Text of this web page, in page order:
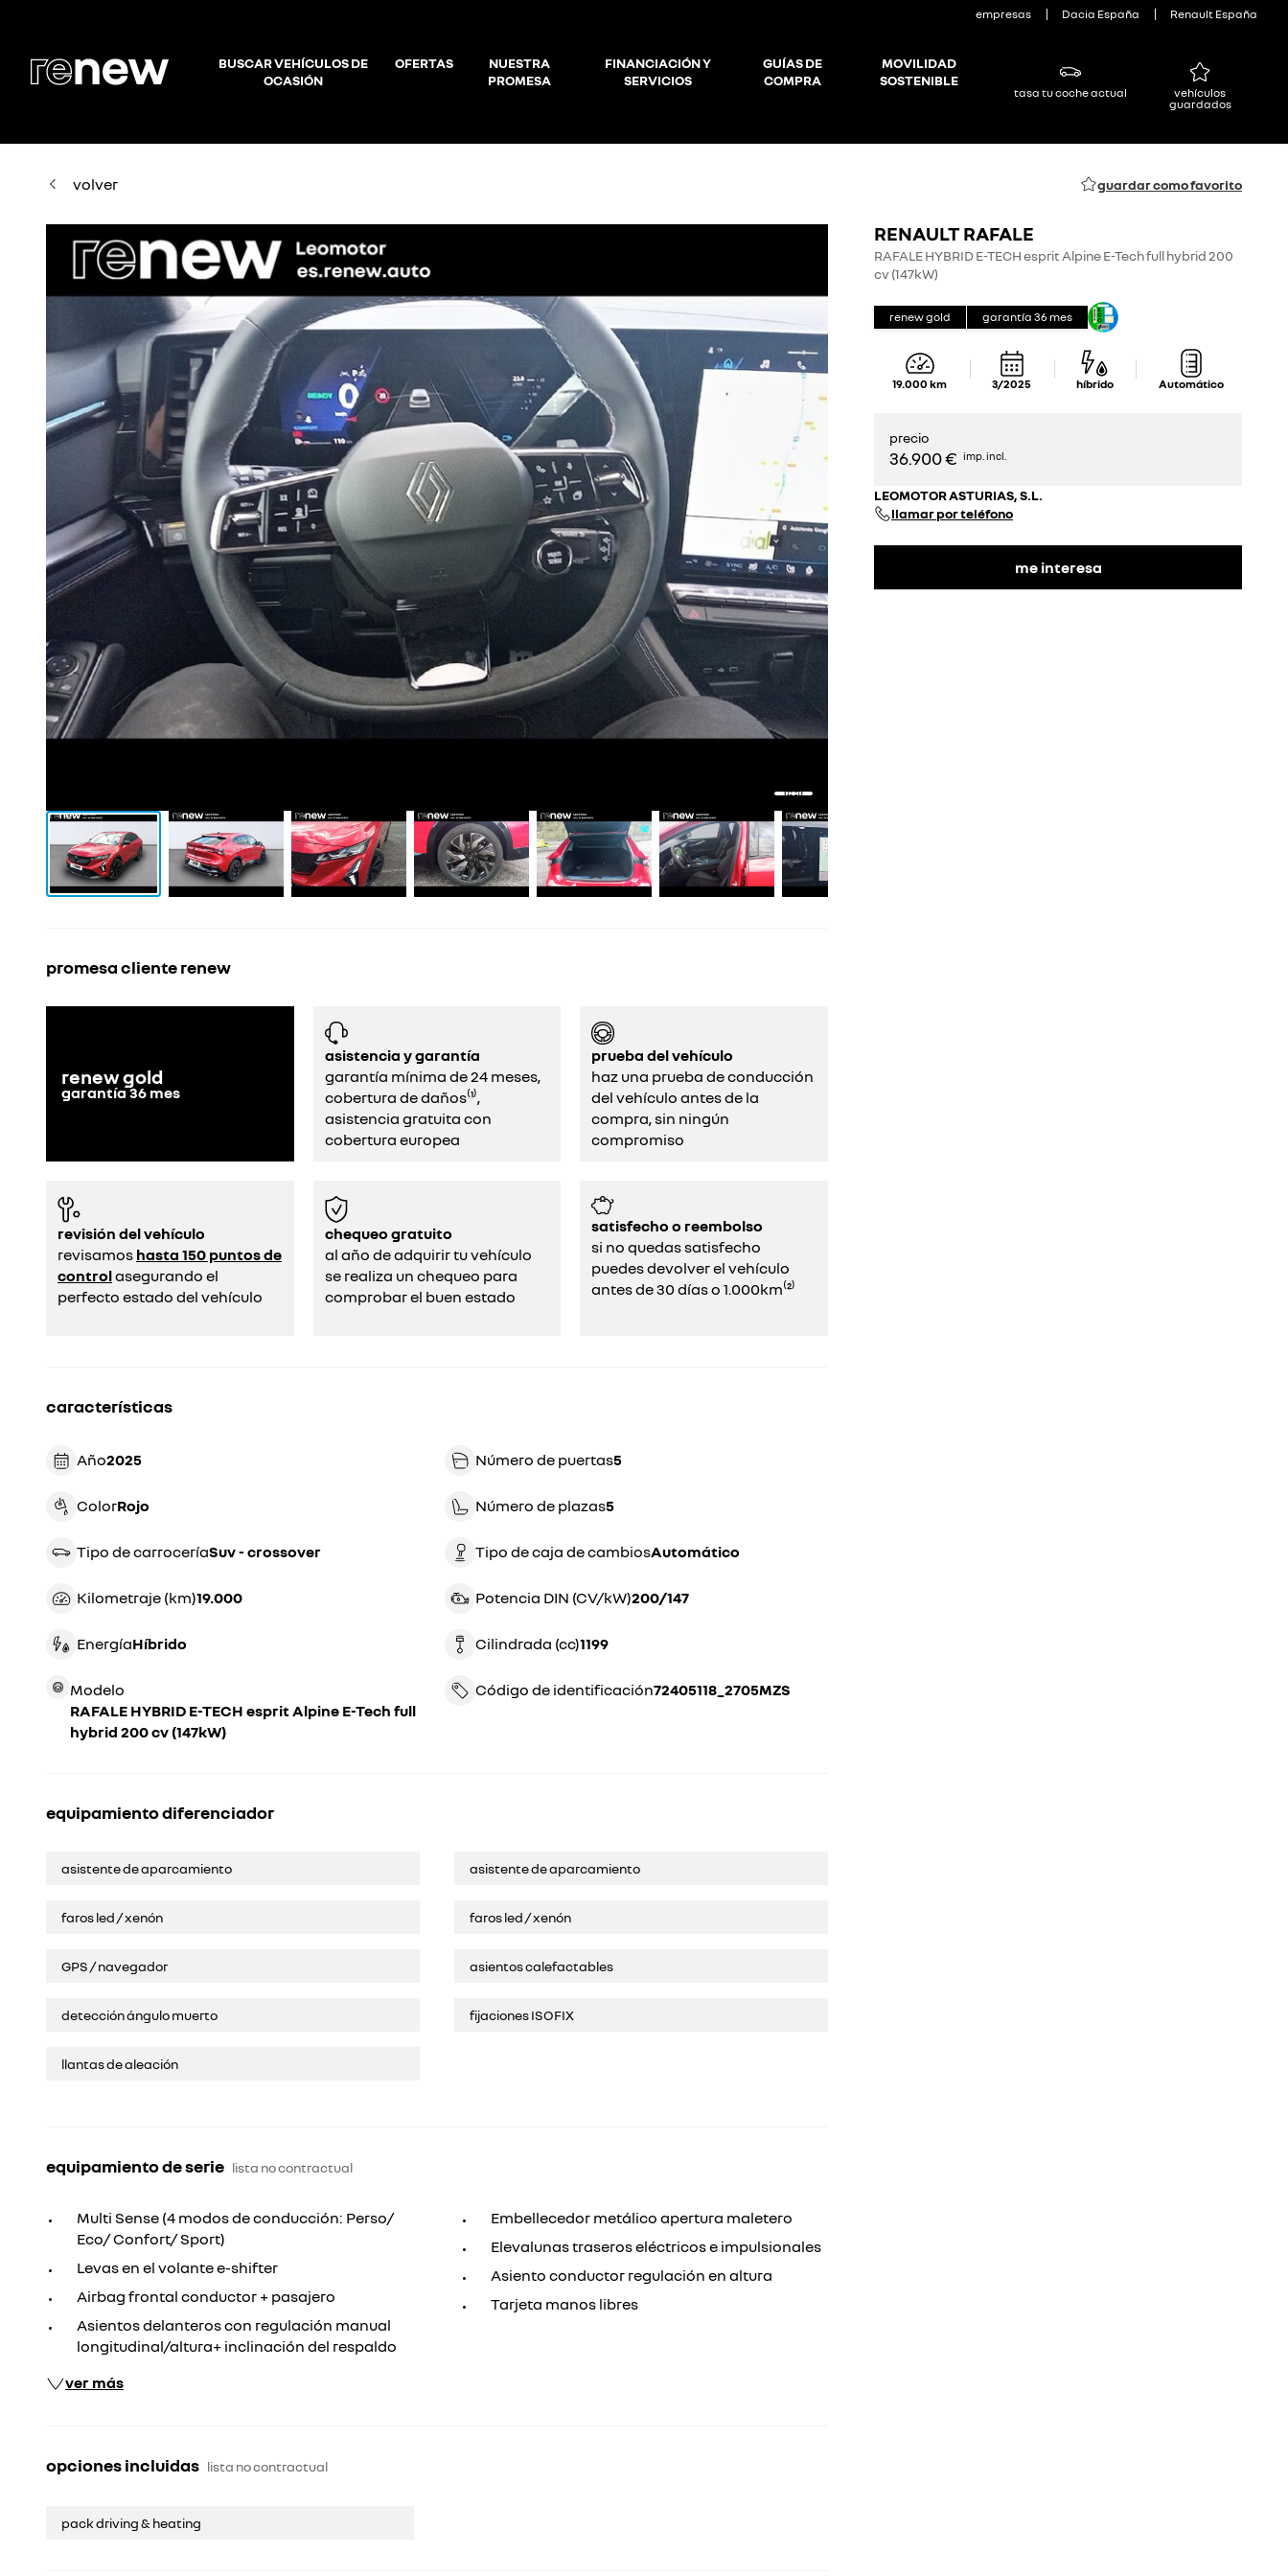
empresas Dacia España Renault España
BUSCAR VEHÍCULOS DE
OCASIÓN
OFERTAS
NUESTRA
PROMESA
FINANCIACIÓN Y
SERVICIOS
GUÍAS DE
COMPRA
MOVILIDAD
SOSTENIBLE
tasa tu coche actual
vehículos
guardados
volver guardar como favorito
RENAULT RAFALE
RAFALE HYBRID E-TECH esprit Alpine E-Tech full hybrid 200
cv (147kW)
renew gold garantía 36 mes
19.000 km 3/2025 híbrido Automático
precio
36.900 € imp. incl.
LEOMOTOR ASTURIAS, S.L.
llamar por teléfono
me interesa
promesa cliente renew
renew gold
garantía36 mes
asistencia y garantía
garantía mínima de 24 meses,
cobertura de daños⁽¹⁾,
asistencia gratuita con
cobertura europea
prueba del vehículo
haz una prueba de conducción
del vehículo antes de la
compra, sin ningún
compromiso
revisión del vehículo
revisamos hasta 150 puntos de
controlasegurando el
perfecto estado del vehículo
chequeo gratuito
al año de adquirir tu vehículo
se realiza un chequeo para
comprobar el buen estado​​
satisfecho o reembolso
si no quedas satisfecho
puedes devolver el vehículo
antes de 30 días o 1.000km⁽²⁾
características
Año 2025
Color rojo
Tipo de carrocería suv - crossover
Kilometraje (km) 19.000
Energía híbrido
Modelo
RAFALE HYBRID E-TECH esprit Alpine E-Tech full
hybrid 200 cv (147kW)
Número de puertas5
Número de plazas5
Tipo de caja de cambios automático
Potencia DIN (CV/kW) 200/147
Cilindrada (cc) 1199
Código de identificación 72405118_2705MZS
equipamiento diferenciador
asistente de aparcamiento
faros led / xenón
GPS / navegador
detección ángulo muerto
llantas de aleación
asistente de aparcamiento
faros led / xenón
asientos calefactables
fijaciones ISOFIX
equipamiento de serie lista no contractual
Multi Sense (4 modos de conducción: Perso/
Eco/ Confort/ Sport)
Levas en el volante e-shifter
Airbag frontal conductor + pasajero
Asientos delanteros con regulación manual
longitudinal/altura+ inclinación del respaldo
Embellecedor metálico apertura maletero
Elevalunas traseros eléctricos e impulsionales
Asiento conductor regulación en altura
Tarjeta manos libres
ver más
opciones incluidas lista no contractual
pack driving & heating